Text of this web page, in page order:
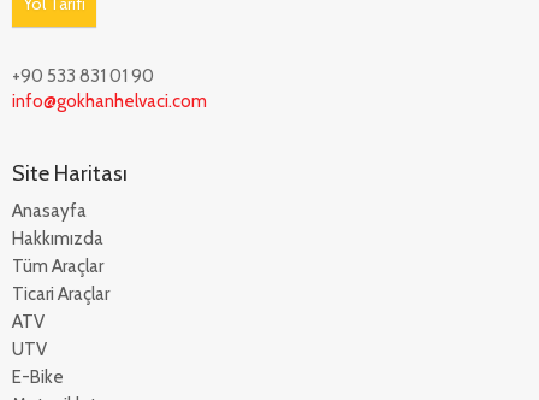
+90 533 831 01 90
info@gokhanhelvaci.com
Site Haritası
Anasayfa
Hakkımızda
Tüm Araçlar
Ticari Araçlar
ATV
UTV
E-Bike